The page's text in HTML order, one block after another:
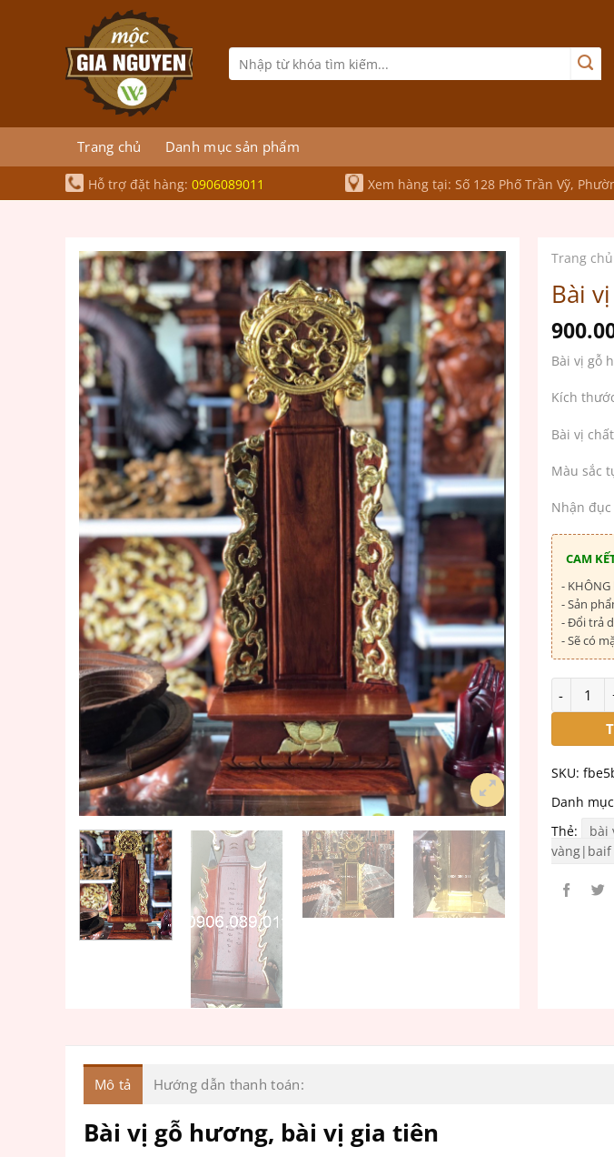
Tìm
kiếm:
Trang chủ Danh mục sản phẩm
Hỗ trợ đặt hàng: 0906089011 Xem hàng tại: Số 128 Phố Trần Vỹ,
Trang chủ
Bài
Bài vị gỗ
Kích
Bài vị
Màu sắc
Nhận
CAM
-
- Sản
- Đổi trả
- Sẽ có
Số lượng
SKU:
Danh
Thẻ:
bài
vàng|baif
Mô tả Hướng dẫn thanh toán:
Bài vị gỗ hương, bài vị gia tiên